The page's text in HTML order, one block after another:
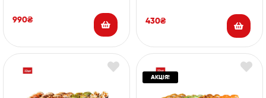
990₴ 430₴
АКЦІЯ!